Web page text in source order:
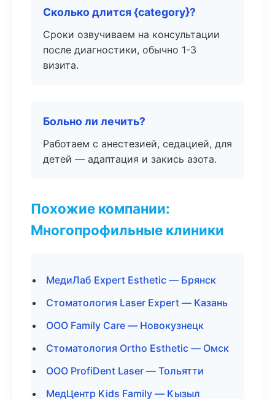
Сколько длится {category}?
Сроки озвучиваем на консультации
после диагностики, обычно 1-3
визита.
Больно ли лечить?
Работаем с анестезией, седацией, для
детей — адаптация и закись азота.
Похожие компании:
Многопрофильные клиники
МедиЛаб Expert Esthetic — Брянск
Стоматология Laser Expert — Казань
ООО Family Care — Новокузнецк
Стоматология Ortho Esthetic — Омск
ООО ProfiDent Laser — Тольятти
МедЦентр Kids Family — Кызыл